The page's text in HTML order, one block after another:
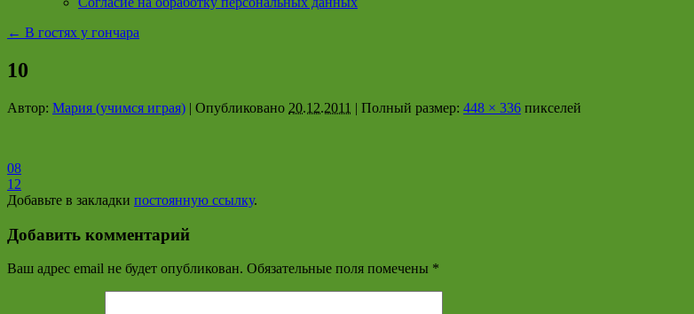
← В гостях у гончара
10
Автор: Мария (учимся играя) | Опубликовано 20.12.2011 | Полный размер: 448 × 336 пикселей
08
12
Добавьте в закладки постоянную ссылку.
Добавить комментарий
Ваш адрес email не будет опубликован. Обязательные поля помечены *